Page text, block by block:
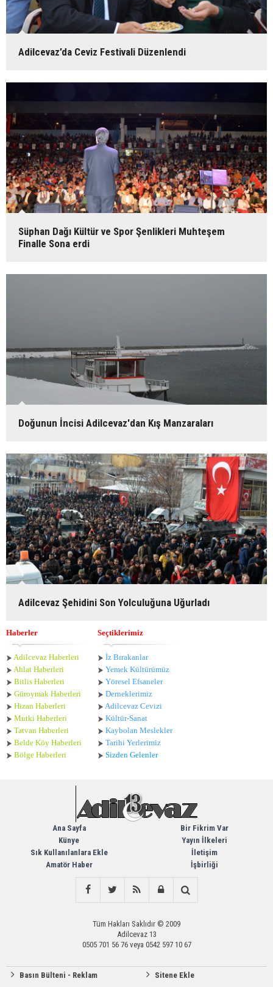
Adilcevaz’da Ceviz Festivali Düzenlendi
Süphan Dağı Kültür ve Spor Şenlikleri Muhteşem
Finalle Sona erdi
Doğunun İncisi Adilcevaz'dan Kış Manzaraları
Adilcevaz Şehidini Son Yolculuğuna Uğurladı
Haberler
Adilcevaz Haberleri
Ahlat Haberleri
Bitlis Haberleri
Güroymak Haberleri
Hizan Haberleri
Mutki Haberleri
Tatvan Haberleri
Belde Köy Haberleri
Bölge Haberleri
Seçtiklerimiz
İz Bırakanlar
Yemek Kültürümüz
Yöresel Efsaneler
Derneklerimiz
Adilcevaz Cevizi
Kültür-Sanat
Kaybolan Meslekler
Tarihi Yerlerimiz
Sizden Gelenler
Ana Sayfa
Künye
Sık Kullanılanlara Ekle
Amatör Haber
Bir Fikrim Var
Yayın İlkeleri
İletişim
İşbirliği
Tüm Hakları Saklıdır © 2009
Adilcevaz 13
0505 701 56 76 veya 0542 597 10 67
Basın Bülteni - Reklam
Sitene Ekle